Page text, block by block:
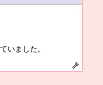
いました。